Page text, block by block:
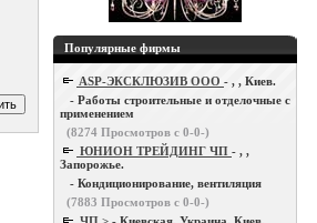
Популярные фирмы
ASP-ЭКСКЛЮЗИВ ООО - , , Киев.
- Работы строительные и отделочные с
применением
(8274 Просмотров с 0-0-)
ЮНИОН ТРЕЙДИНГ ЧП - , ,
Запорожье.
- Кондиционирование, вентиляция
(7883 Просмотров с 0-0-)